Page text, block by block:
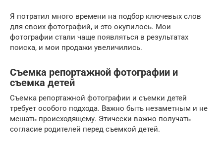
Я потратил много времени на подбор ключевых слов
для своих фотографий, и это окупилось. Мои
фотографии стали чаще появляться в результатах
поиска, и мои продажи увеличились.
Съемка репортажной фотографии и
съемка детей
Съемка репортажной фотографии и съемки детей
требует особого подхода. Важно быть незаметным и не
мешать происходящему. Этически важно получать
согласие родителей перед съемкой детей.